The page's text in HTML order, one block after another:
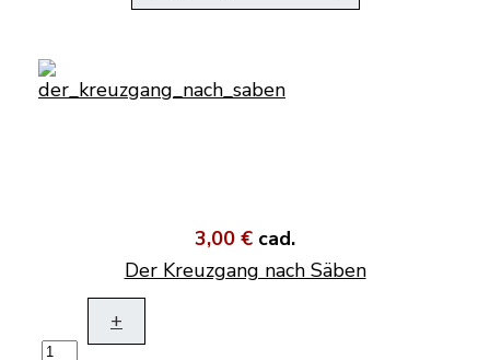
3,00 € cad.
Der Kreuzgang nach Säben
+